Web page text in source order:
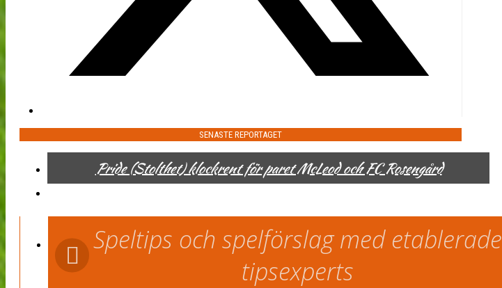
SENASTE REPORTAGET
Pride (Stolthet) klockrent för paret McLeod och FC Rosengård
Speltips och spelförslag med etablerade
tipsexperts